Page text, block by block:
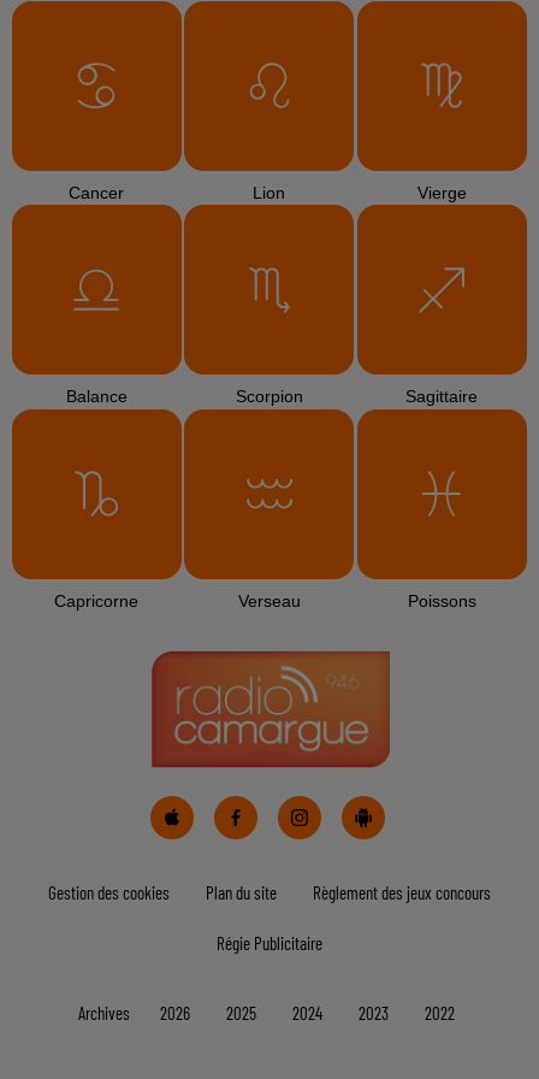
Cancer Lion Vierge
Balance Scorpion Sagittaire
Capricorne Verseau Poissons
Gestion des cookies Plan du site Règlement des jeux concours
Régie Publicitaire
Archives 2026 2025 2024 2023 2022